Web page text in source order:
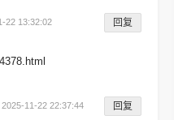
22 13:32:02 回复
2025-11-22 22:37:44 回复